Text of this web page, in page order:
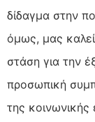
δίδαγμα στην
όμως, μας
στάση για την
προσωπική
της κοινωνικής